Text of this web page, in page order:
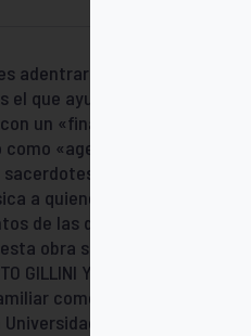
adentrarse en una trama
que ayuda a la familia a
un «final feliz». Este libro es
«agentes» con el
médicos,
a quienes tienen que
de las dinámicas familiares.
obra son instrumentos
Y MARIATERESA
como una forma de
Católica de Milán y